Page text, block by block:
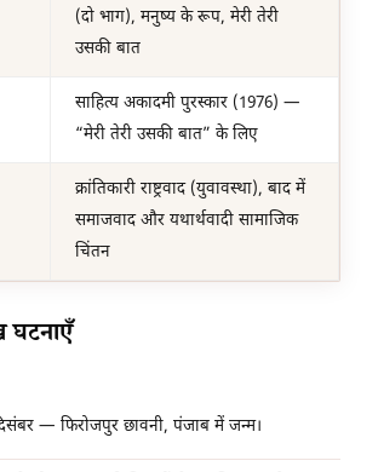
(दो भाग), मनुष्य के रूप, मेरी तेरी
उसकी बात
साहित्य अकादमी पुरस्कार (1976) —
“मेरी तेरी उसकी बात” के लिए
क्रांतिकारी राष्ट्रवाद (युवावस्था), बाद में
समाजवाद और यथार्थवादी सामाजिक
चिंतन
घटनाएँ
— फिरोजपुर छावनी, पंजाब में जन्म।